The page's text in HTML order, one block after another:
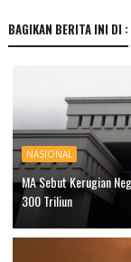
BAGIKAN BERITA INI DI :
NASIONAL
MA Sebut Kerugian
300 Triliun